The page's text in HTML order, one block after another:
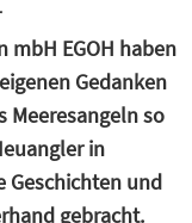
EGOH haben
Gedanken
Meeresangeln so
in
Geschichten und
gebracht.